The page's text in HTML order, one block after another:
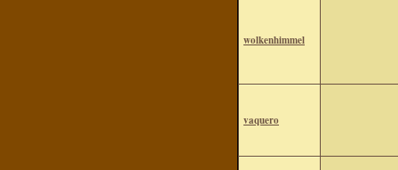
wolkenhimmel
vaquero